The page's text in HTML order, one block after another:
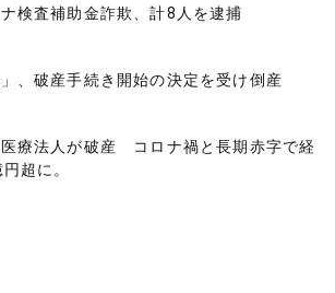
検査補助金詐欺、計8人を逮捕
、破産手続き開始の決定を受け倒産
療法人が破産 コロナ禍と長期赤字で経
超に。